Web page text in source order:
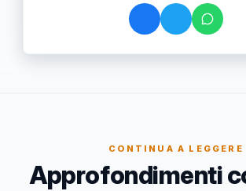
CONTINUA A LEGGERE
Approfondimenti